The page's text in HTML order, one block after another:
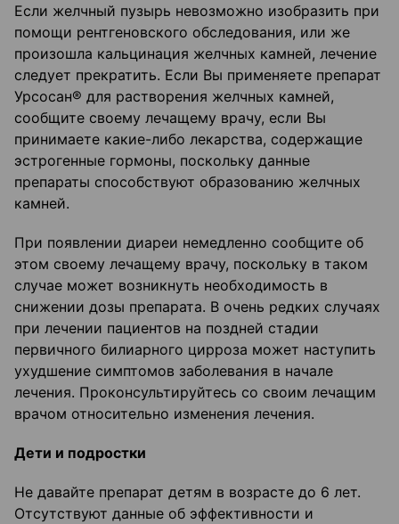
Если желчный пузырь невозможно изобразить при
помощи рентгеновского обследования, или же
произошла кальцинация желчных камней, лечение
следует прекратить. Если Вы применяете препарат
Урсосан® для растворения желчных камней,
сообщите своему лечащему врачу, если Вы
принимаете какие-либо лекарства, содержащие
эстрогенные гормоны, поскольку данные
препараты способствуют образованию желчных
камней.
При появлении диареи немедленно сообщите об
этом своему лечащему врачу, поскольку в таком
случае может возникнуть необходимость в
снижении дозы препарата. В очень редких случаях
при лечении пациентов на поздней стадии
первичного билиарного цирроза может наступить
ухудшение симптомов заболевания в начале
лечения. Проконсультируйтесь со своим лечащим
врачом относительно изменения лечения.
Дети и подростки
Не давайте препарат детям в возрасте до 6 лет.
Отсутствуют данные об эффективности и